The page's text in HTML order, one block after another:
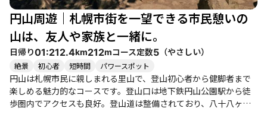
る中での登山は、視界が悪くなることもあるため、注意が必要で
す。登山者同士の交流もあり、外国人観光客との出会いも楽しめ
るなど、賑やかな雰囲気も魅力の一つです。 円山は初心者から健
脚者まで楽しめるコースで、特に家族連れや友人同士での登山に
おすすめです。自然の中での静けさや開放感を感じながら、心温
まるひとときを過ごしてみてはいかがでしょうか。
円山周遊｜札幌市街を一望できる市民憩いの
山は、友人や家族と一緒に。
日帰り01:212.4km212mコース定数5 （やさしい）
絶景 初心者 短時間 パワースポット
円山は札幌市民に親しまれる里山で、登山初心者から健脚者まで
楽しめる魅力的なコースです。登山口は地下鉄円山公園駅から徒
歩圏内でアクセスも良好。登山道は整備されており、八十八ヶ所